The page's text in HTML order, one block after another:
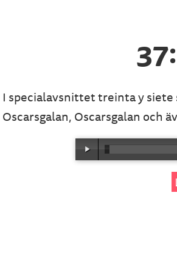
I specialavsnittet treinta y
Oscarsgalan, Oscarsgalan och